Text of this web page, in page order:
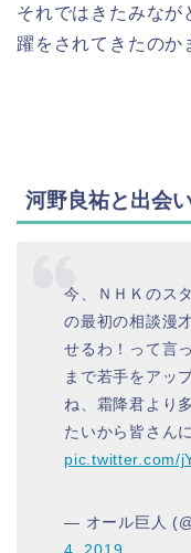
それではきたみなが
躍をされてきたのか
河野良祐と出会
今、ＮＨＫのス
の最初の相談漫
せるわ！って言
まで若手をアッ
ね、霜降君より
たいから皆さん
pic.twitter.com/
— オール巨人